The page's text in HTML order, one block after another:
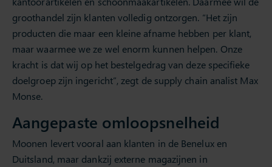
groothandel zijn klanten volledig ontzorgen. “Het zijn
producten die maar een kleine afname hebben per klant,
maar waarmee we ze wel enorm kunnen helpen. Onze
kracht is dat wij op het bestelgedrag van deze specifieke
doelgroep zijn ingericht”, zegt de supply chain analist Max
Monse.
Aangepaste omloopsnelheid
Moonen levert vooral aan klanten in de Benelux en
Duitsland, maar dankzij externe magazijnen in